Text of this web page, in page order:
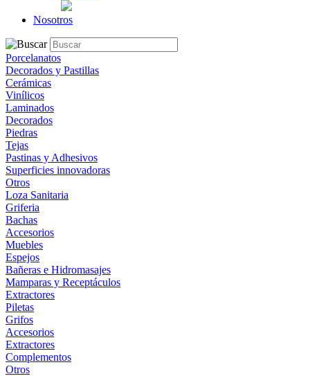
Nosotros
Porcelanatos
Decorados y Pastillas
Cerámicas
Vinílicos
Laminados
Decorados
Piedras
Tejas
Pastinas y Adhesivos
Superficies innovadoras
Otros
Loza Sanitaria
Griferia
Bachas
Accesorios
Muebles
Espejos
Bañeras e Hidromasajes
Mamparas y Receptáculos
Extractores
Piletas
Grifos
Accesorios
Extractores
Complementos
Otros